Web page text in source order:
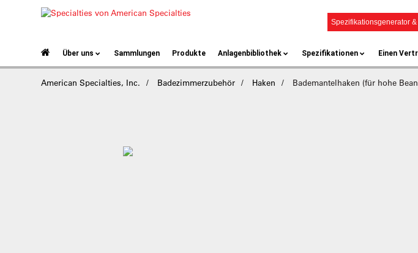
Spezifikationsgenerator
Über uns Sammlungen Produkte Anlagenbibliothek Spezifikationen Einen
American Specialties, Inc. Badezimmerzubehör Haken Bademantelhaken (für hohe